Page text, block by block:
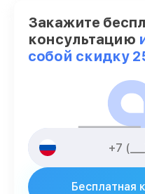
Закажите
консультацию
собой скидку
Бесплатная